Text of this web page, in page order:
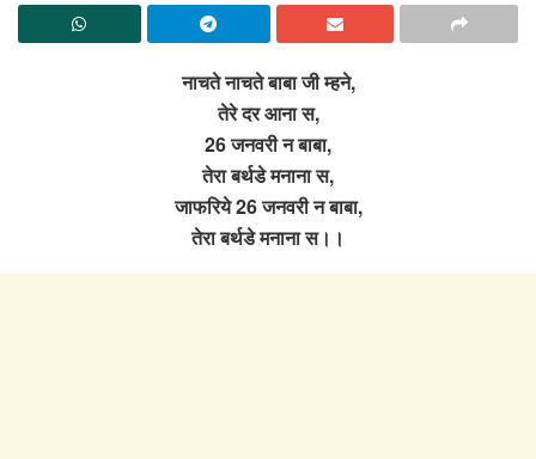
नाचते नाचते बाबा जी म्हने,
तेरे दर आना स,
26 जनवरी न बाबा,
तेरा बर्थडे मनाना स,
जाफरिये 26 जनवरी न बाबा,
तेरा बर्थडे मनाना स।।